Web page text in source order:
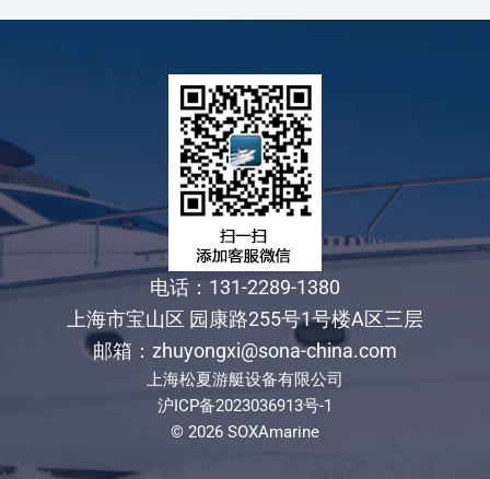
电话：131-2289-1380
上海市宝山区 园康路255号1号楼A区三层
邮箱：zhuyongxi@sona-china.com
上海松夏游艇设备有限公司
沪ICP备2023036913号-1
© 2026 SOXAmarine